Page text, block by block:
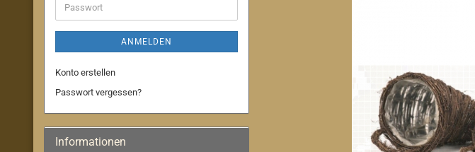
Passwort
ANMELDEN
Konto erstellen
Passwort vergessen?
Informationen